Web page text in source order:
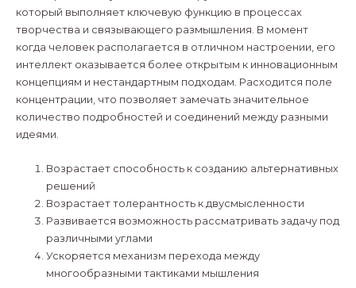
который выполняет ключевую функцию в процессах
творчества и связывающего размышления. В момент
когда человек располагается в отличном настроении, его
интеллект оказывается более открытым к инновационным
концепциям и нестандартным подходам. Расходится поле
концентрации, что позволяет замечать значительное
количество подробностей и соединений между разными
идеями.
Возрастает способность к созданию альтернативных
решений
Возрастает толерантность к двусмысленности
Развивается возможность рассматривать задачу под
различными углами
Ускоряется механизм перехода между
многообразными тактиками мышления